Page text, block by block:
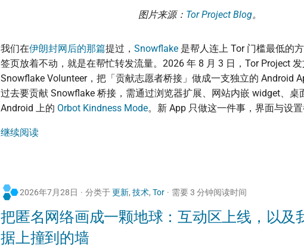
图片来源： Tor Project Blog。
我们在伊朗封网后的那篇提过， Snowflake 是帮人连上 Tor 门槛最低的
签页放着不动，就是在帮忙转发流量。2026 年 8 月 3 日，Tor Project
Snowflake Volunteer，把「贡献志愿者桥接」做成一支独立的 Android
过去要贡献 Snowflake 桥接，需通过浏览器扩展、网站内嵌 widget、桌
Android 上的 Orbot Kindness Mode。新 App 只做这一件事，界面与设置
继续阅读
2026年7月28日 分类于更新, 技术, Tor 需要 3 分钟阅读时间
把匿名网络画成一颗地球：互动区上线，以及
据上撞到的墙